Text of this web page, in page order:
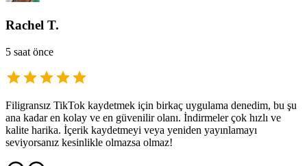
Rachel T.
5 saat önce
Filigransız TikTok kaydetmek için birkaç uygulama denedim, bu şu
ana kadar en kolay ve en güvenilir olanı. İndirmeler çok hızlı ve
kalite harika. İçerik kaydetmeyi veya yeniden yayınlamayı
seviyorsanız kesinlikle olmazsa olmaz!